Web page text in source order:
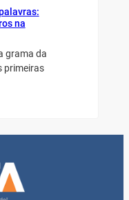
na
grama da
primeiras